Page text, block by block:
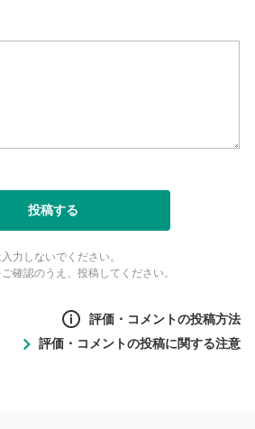
投稿する
力しないでください。
確認のうえ、投稿してください。
評価・コメントの投稿方法
評価・コメントの投稿に関する注意